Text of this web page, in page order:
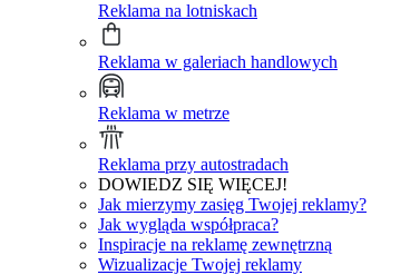
Reklama na lotniskach
Reklama w galeriach handlowych
Reklama w metrze
Reklama przy autostradach
DOWIEDZ SIĘ WIĘCEJ!
Jak mierzymy zasięg Twojej reklamy?
Jak wygląda współpraca?
Inspiracje na reklamę zewnętrzną
Wizualizacje Twojej reklamy